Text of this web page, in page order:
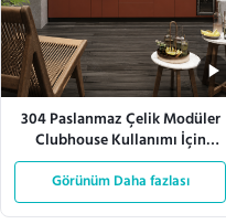
304 Paslanmaz Çelik Modüler
Clubhouse Kullanımı İçin
Dışarıda BBQ Mutfağı
Görünüm Daha fazlası